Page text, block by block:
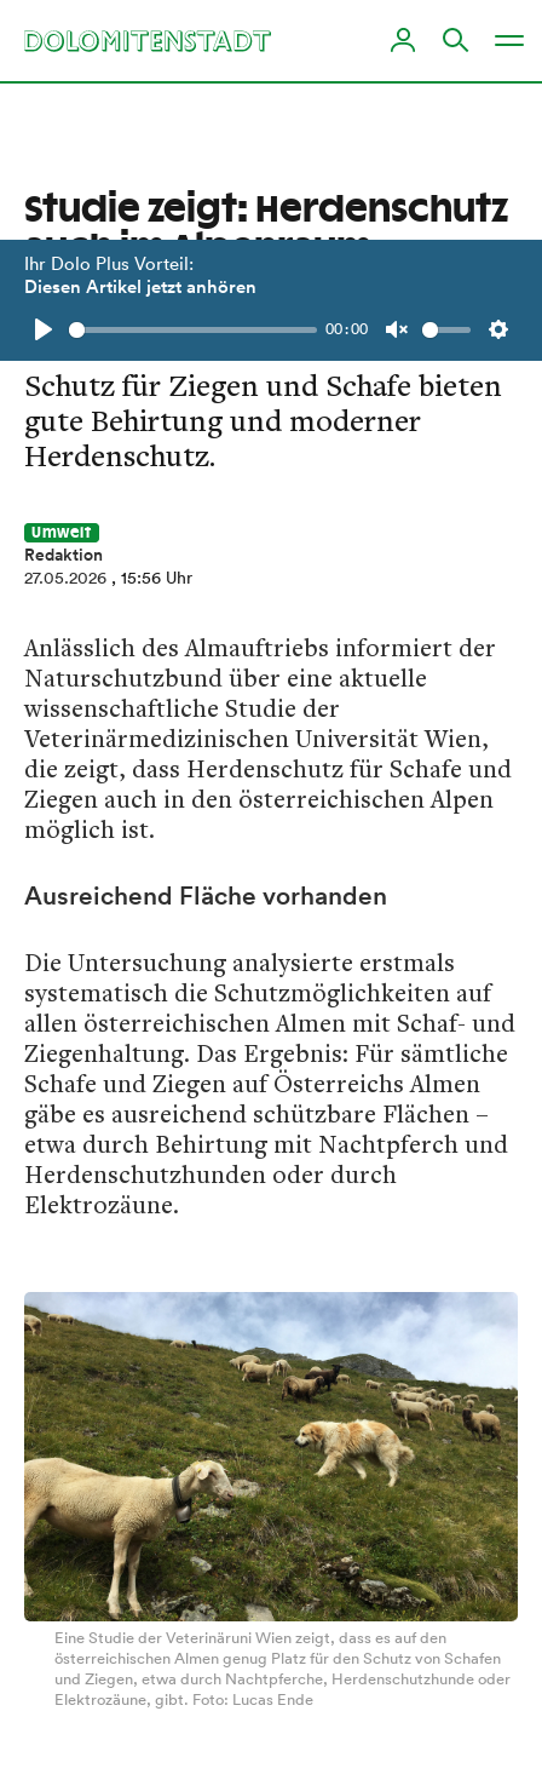
Ihr Dolo Plus Vorteil:
Diesen Artikel jetzt anhören
Play
00:00
Unmute
Studie zeigt: Herdenschutz
auch im Alpenraum
machbar
Naturschutzbund: Den wirksamsten
Schutz für Ziegen und Schafe bieten
gute Behirtung und moderner
Herdenschutz.
Umwelt
Redaktion
27.05.2026 , 15:56 Uhr
Anlässlich des Almauftriebs informiert der
Naturschutzbund über eine aktuelle
wissenschaftliche Studie der
Veterinärmedizinischen Universität Wien,
die zeigt, dass Herdenschutz für Schafe und
Ziegen auch in den österreichischen Alpen
möglich ist.
Ausreichend Fläche vorhanden
Die Untersuchung analysierte erstmals
systematisch die Schutzmöglichkeiten auf
allen österreichischen Almen mit Schaf- und
Ziegenhaltung. Das Ergebnis: Für sämtliche
Schafe und Ziegen auf Österreichs Almen
gäbe es ausreichend schützbare Flächen –
etwa durch Behirtung mit Nachtpferch und
Herdenschutzhunden oder durch
Elektrozäune.
Eine Studie der Veterinäruni Wien zeigt, dass es auf den
österreichischen Almen genug Platz für den Schutz von Schafen
und Ziegen, etwa durch Nachtpferche, Herdenschutzhunde oder
Elektrozäune, gibt. Foto: Lucas Ende